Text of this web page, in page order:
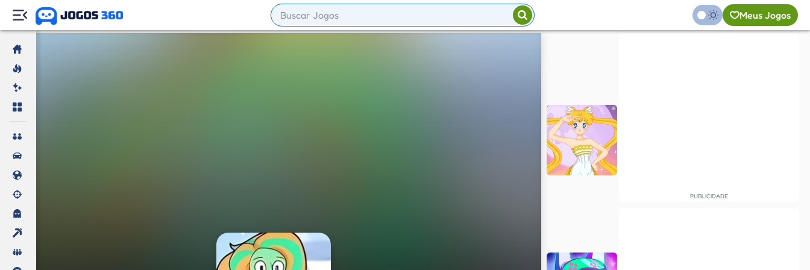
Meus Jogos